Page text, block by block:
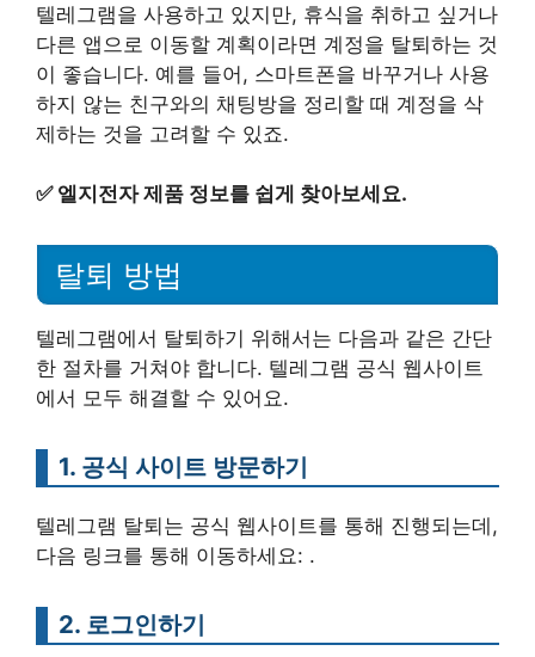
텔레그램을 사용하고 있지만, 휴식을 취하고 싶거나
다른 앱으로 이동할 계획이라면 계정을 탈퇴하는 것
이 좋습니다. 예를 들어, 스마트폰을 바꾸거나 사용
하지 않는 친구와의 채팅방을 정리할 때 계정을 삭
제하는 것을 고려할 수 있죠.
✅ 엘지전자 제품 정보를 쉽게 찾아보세요.
탈퇴 방법
텔레그램에서 탈퇴하기 위해서는 다음과 같은 간단
한 절차를 거쳐야 합니다. 텔레그램 공식 웹사이트
에서 모두 해결할 수 있어요.
1. 공식 사이트 방문하기
텔레그램 탈퇴는 공식 웹사이트를 통해 진행되는데,
다음 링크를 통해 이동하세요: .
2. 로그인하기